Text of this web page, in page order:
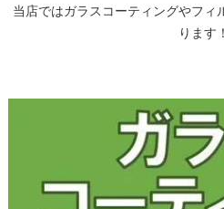
当店ではガラスコーティングやフ
ります！